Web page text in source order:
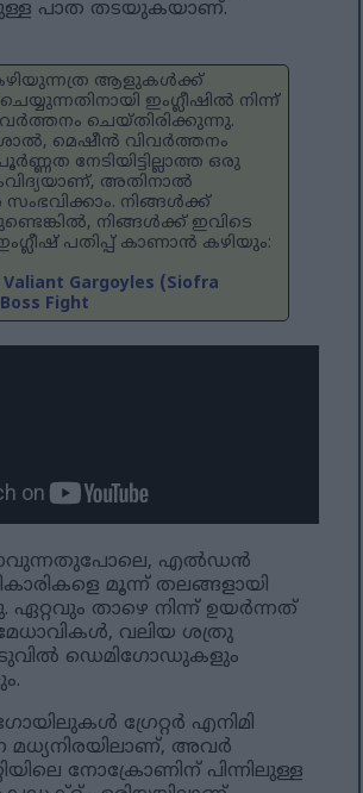
പാത തടയുകയാണ്.
ആളുകൾക്ക്
ഇംഗ്ലീഷിൽ നിന്ന്
ചെയ്‌തിരിക്കുന്നു.
മെഷീൻ വിവർത്തനം
നേടിയിട്ടില്ലാത്ത ഒരു
അതിനാൽ
നിങ്ങൾക്ക്
നിങ്ങൾക്ക് ഇവിടെ
പതിപ്പ് കാണാൻ കഴിയും:
Valiant Gargoyles (Siofra
Fight
എൽഡൻ
മൂന്ന് തലങ്ങളായി
ഏറ്റവും താഴെ നിന്ന് ഉയർന്നത്
വലിയ ശത്രു
ഡെമിഗോഡുകളും
ഗ്രേറ്റർ എനിമി
അവർ
നോക്രോണിന് പിന്നിലുള്ള